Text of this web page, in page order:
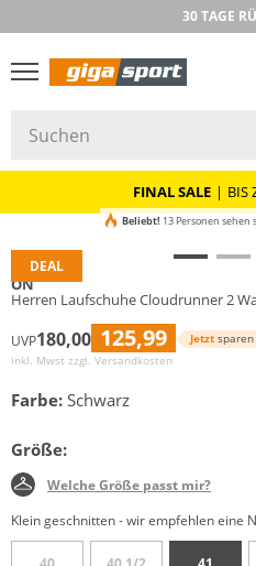
30 TAGE
FINAL SALE | BIS
DEAL
Beliebt! 13 Personen sehen
ON
Herren Laufschuhe Cloudrunner 2
UVP180,00 125,99 Jetzt sparen
inkl. Mwst zzgl. Versandkosten
Farbe: Schwarz
Größe:
Welche Größe passt mir?
Klein geschnitten - wir empfehlen eine